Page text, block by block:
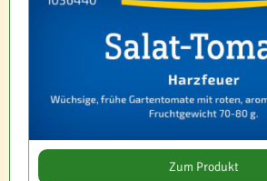
Zum Produkt